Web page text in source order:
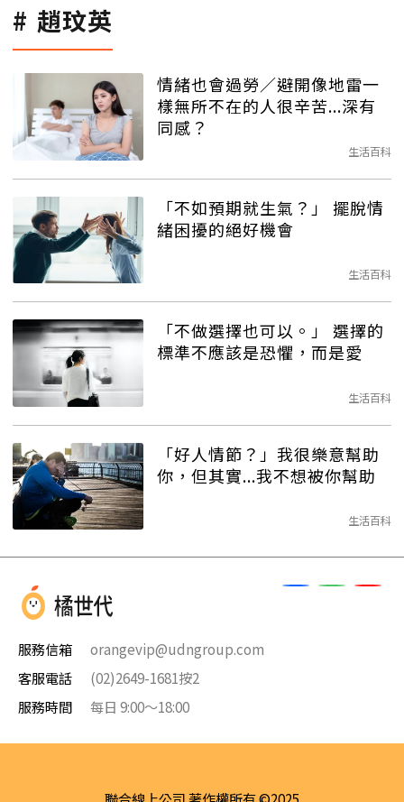
趙玟英
情緒也會過勞／避開像地雷一
樣無所不在的人很辛苦...深有
同感？
生活百科
「不如預期就生氣？」 擺脫情
緒困擾的絕好機會
生活百科
「不做選擇也可以。」 選擇的
標準不應該是恐懼，而是愛
生活百科
「好人情節？」我很樂意幫助
你，但其實...我不想被你幫助
生活百科
服務信箱
orangevip@udngroup.com
客服電話
(02)2649-1681按2
服務時間
每日 9:00～18:00